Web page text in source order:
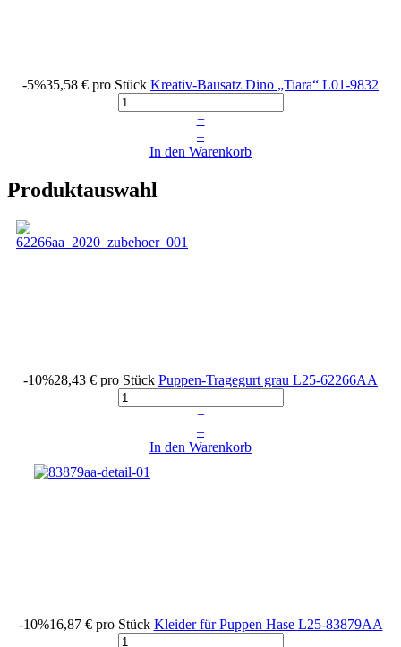
-5%35,58 € pro Stück Kreativ-Bausatz Dino „Tiara“ L01-9832
+
–
In den Warenkorb
Produktauswahl
-10%28,43 € pro Stück Puppen-Tragegurt grau L25-62266AA
+
–
In den Warenkorb
-10%16,87 € pro Stück Kleider für Puppen Hase L25-83879AA